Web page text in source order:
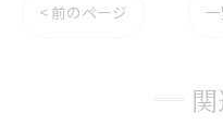
< 前のページ